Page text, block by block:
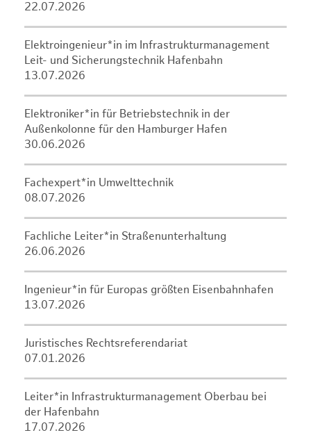
22.07.2026
Elektroingenieur*in im Infrastrukturmanagement
Leit- und Sicherungstechnik Hafenbahn
13.07.2026
Elektroniker*in für Betriebstechnik in der
Außenkolonne für den Hamburger Hafen
30.06.2026
Fachexpert*in Umwelttechnik
08.07.2026
Fachliche Leiter*in Straßenunterhaltung
26.06.2026
Ingenieur*in für Europas größten Eisenbahnhafen
13.07.2026
Juristisches Rechtsreferendariat
07.01.2026
Leiter*in Infrastrukturmanagement Oberbau bei
der Hafenbahn
17.07.2026